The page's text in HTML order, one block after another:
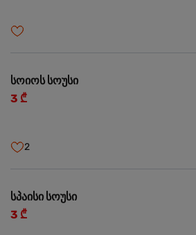
სოიოს სოუსი
3 ₾
2
სპაისი სოუსი
3 ₾